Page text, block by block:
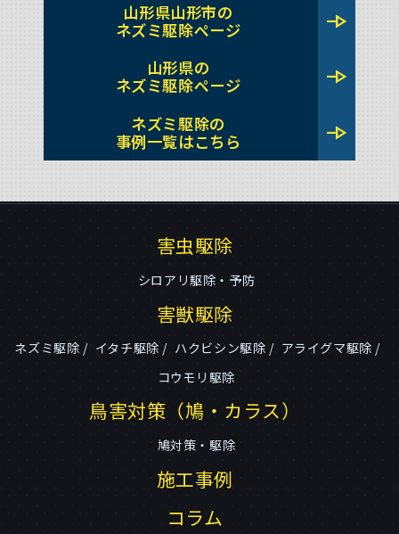
山形県山形市の
ネズミ駆除ページ
line_end_arrow
山形県の
ネズミ駆除ページ
line_end_arrow
ネズミ駆除の
事例一覧はこちら
line_end_arrow
害虫駆除
シロアリ駆除・予防
害獣駆除
ネズミ駆除 イタチ駆除 ハクビシン駆除
アライグマ駆除
コウモリ駆除
鳥害対策（鳩・カラス）
鳩対策・駆除
施工事例
コラム